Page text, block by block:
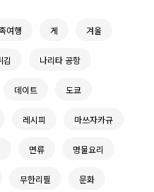
여행 게 겨울
김 나리타 공항
데이트 도쿄
레시피 마쓰자카규
면류 명물요리
무한리필 문화